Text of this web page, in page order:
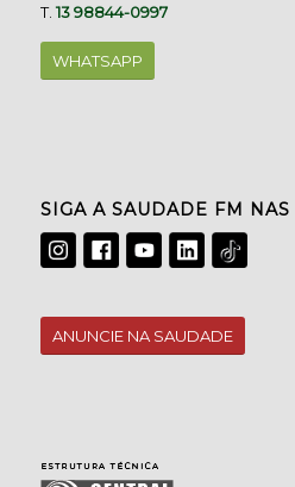
T.13 98844-0997
WHATSAPP
SIGA A SAUDADE FM
ANUNCIE NA SAUDADE